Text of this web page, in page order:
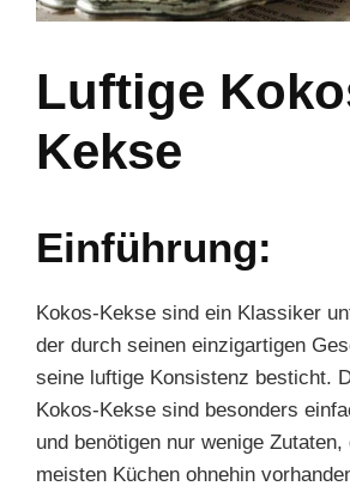
Luftige
Kekse
Einführung:
Kokos-Kekse sind ein Klassiker
der durch seinen einzigartigen
seine luftige Konsistenz besticht.
Kokos-Kekse sind besonders
und benötigen nur wenige Zutaten,
meisten Küchen ohnehin